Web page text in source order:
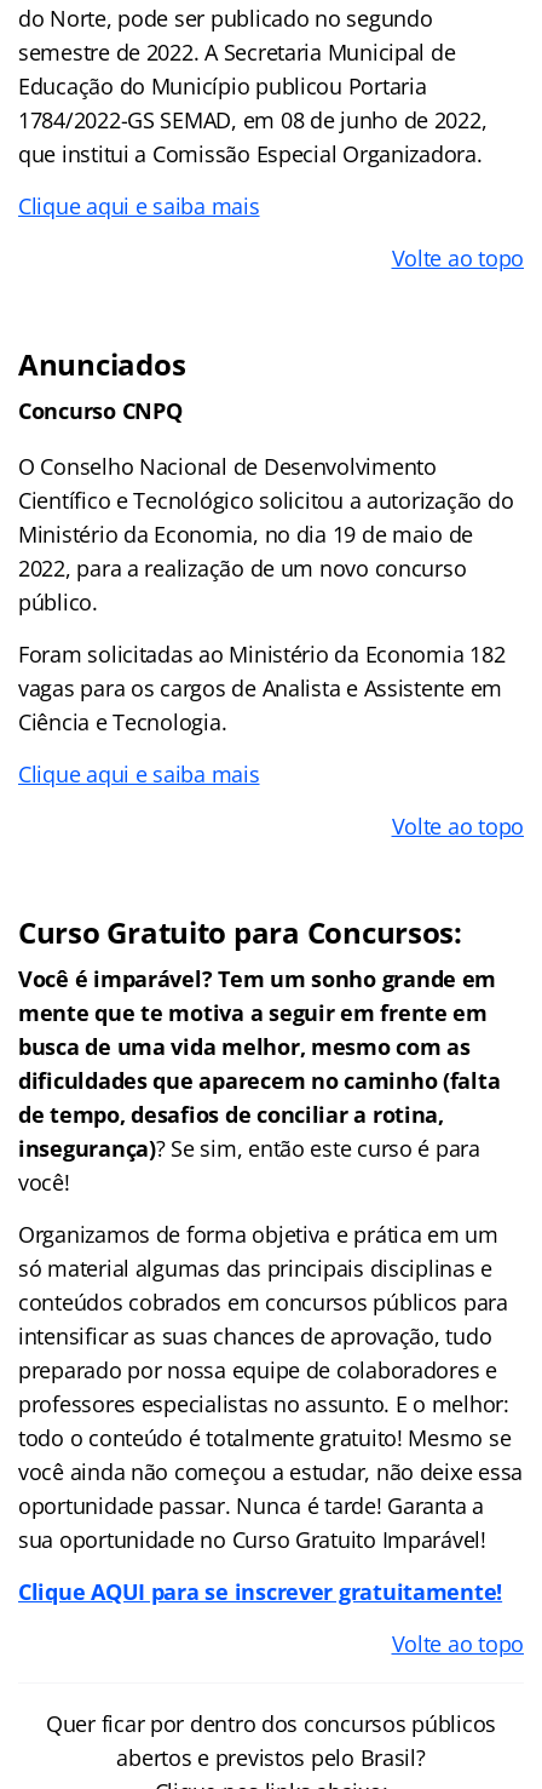
do Norte, pode ser publicado no segundo
semestre de 2022. A Secretaria Municipal de
Educação do Município publicou Portaria
1784/2022-GS SEMAD, em 08 de junho de 2022,
que institui a Comissão Especial Organizadora.
Clique aqui e saiba mais
Volte ao topo
Anunciados
Concurso CNPQ
O Conselho Nacional de Desenvolvimento
Científico e Tecnológico solicitou a autorização do
Ministério da Economia, no dia 19 de maio de
2022, para a realização de um novo concurso
público.
Foram solicitadas ao Ministério da Economia 182
vagas para os cargos de Analista e Assistente em
Ciência e Tecnologia.
Clique aqui e saiba mais
Volte ao topo
Curso Gratuito para Concursos:
Você é imparável? Tem um sonho grande em
mente que te motiva a seguir em frente em
busca de uma vida melhor, mesmo com as
dificuldades que aparecem no caminho (falta
de tempo, desafios de conciliar a rotina,
insegurança)? Se sim, então este curso é para
você!
Organizamos de forma objetiva e prática em um
só material algumas das principais disciplinas e
conteúdos cobrados em concursos públicos para
intensificar as suas chances de aprovação, tudo
preparado por nossa equipe de colaboradores e
professores especialistas no assunto. E o melhor:
todo o conteúdo é totalmente gratuito! Mesmo se
você ainda não começou a estudar, não deixe essa
oportunidade passar. Nunca é tarde! Garanta a
sua oportunidade no Curso Gratuito Imparável!
Clique AQUI para se inscrever gratuitamente!
Volte ao topo
Quer ficar por dentro dos concursos públicos
abertos e previstos pelo Brasil?